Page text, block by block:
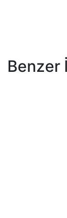
Benzer